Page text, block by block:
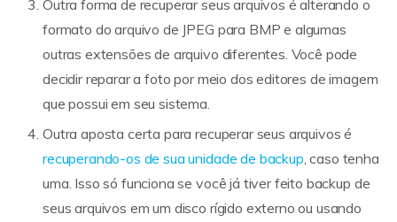
Outra forma de recuperar seus arquivos é alterando o
formato do arquivo de JPEG para BMP e algumas
outras extensões de arquivo diferentes. Você pode
decidir reparar a foto por meio dos editores de imagem
que possui em seu sistema.
Outra aposta certa para recuperar seus arquivos é
recuperando-os de sua unidade de backup , caso tenha
uma. Isso só funciona se você já tiver feito backup de
seus arquivos em um disco rígido externo ou usando